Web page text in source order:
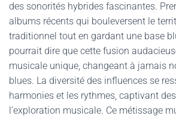
des sonorités hybrides fascinantes.
albums récents qui bouleversent le
traditionnel tout en gardant une base
pourrait dire que cette fusion
musicale unique, changeant à jamais
blues. La diversité des influences se
harmonies et les rythmes, captivant
l’exploration musicale. Ce métissage